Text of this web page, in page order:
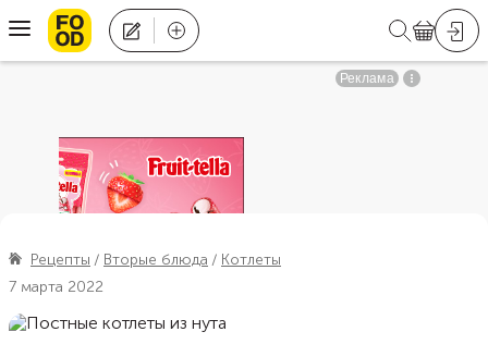
Рецепты Вторые блюда
Котлеты
7 марта 2022